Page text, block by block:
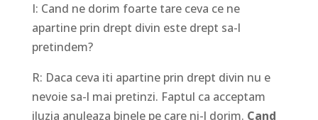
I: Cand ne dorim foarte tare ceva ce ne
apartine prin drept divin este drept sa-l
pretindem?
R: Daca ceva iti apartine prin drept divin nu e
nevoie sa-l mai pretinzi. Faptul ca acceptam
iluzia anuleaza binele pe care ni-l dorim. Cand